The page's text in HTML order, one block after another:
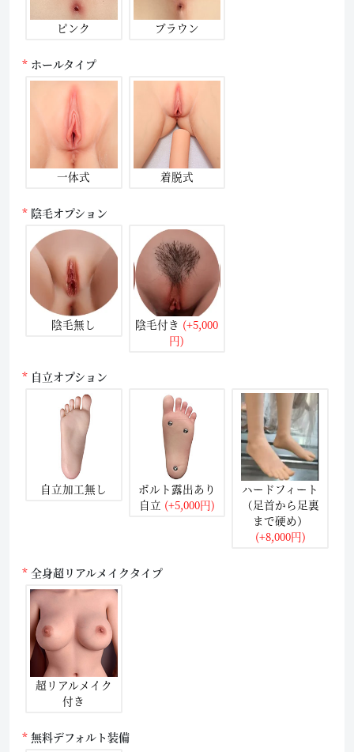
ピンク ブラウン
ホールタイプ
一体式 着脱式
陰毛オプション
陰毛無し 陰毛付き (+5,000
円)
自立オプション
自立加工無し
ボルト露出あり
自立 (+5,000円)
ハードフィート
（足首から足裏
まで硬め）
(+8,000円)
全身超リアルメイクタイプ
超リアルメイク
付き
無料デフォルト装備